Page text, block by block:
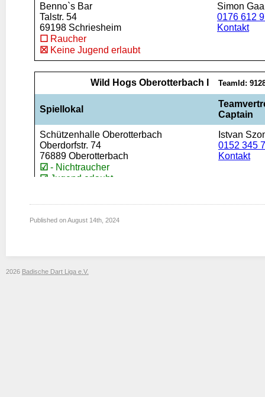
Published onAugust 14th, 2024
2026 Badische Dart Liga e.V.